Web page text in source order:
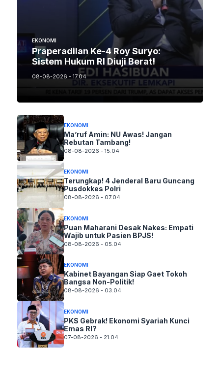
EKONOMI
Praperadilan Ke-4 Roy Suryo:
Sistem Hukum RI Diuji Berat!
08-08-2026 - 17.04
EKONOMI
Ma’ruf Amin: NU Awas! Jangan
Rebutan Tambang!
08-08-2026 - 15.04
EKONOMI
Terungkap! 4 Jenderal Baru Guncang
Pusdokkes Polri
08-08-2026 - 07.04
EKONOMI
Puan Maharani Desak Nakes: Empati
Wajib untuk Pasien BPJS!
08-08-2026 - 05.04
EKONOMI
Kabinet Bayangan Siap Gaet Tokoh
Bangsa Non-Politik!
08-08-2026 - 03.04
EKONOMI
PKS Gebrak! Ekonomi Syariah Kunci
Emas RI?
07-08-2026 - 21.04